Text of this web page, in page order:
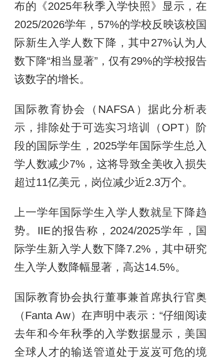
布的《2025年秋季入学快照》显示，在
2025/2026学年，57%的学校反映该校国
际新生入学人数下降，其中27%认为人
数下降“相当显著”，仅有29%的学校报告
该数字的增长。
国际教育协会（NAFSA）据此分析表
示，排除处于可选实习培训（OPT）阶
段的国际学生，2025学年国际学生总入
学人数减少7%，这将导致全美收入损失
超过11亿美元，岗位减少近2.3万个。
上一学年国际学生入学人数就呈下降趋
势。IIE的报告称，2024/2025学年，国
际学生新入学人数下降7.2%，其中研究
生入学人数降幅显著，高达14.5%。
国际教育协会执行董事兼首席执行官奥
（Fanta Aw）在声明中表示：“仔细阅读
去年和今年秋季的入学数据显示，美国
全球人才的输送管道处于岌岌可危的境